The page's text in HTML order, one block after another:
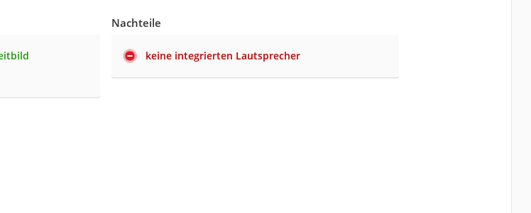
Nachteile
keine integrierten Lautsprecher